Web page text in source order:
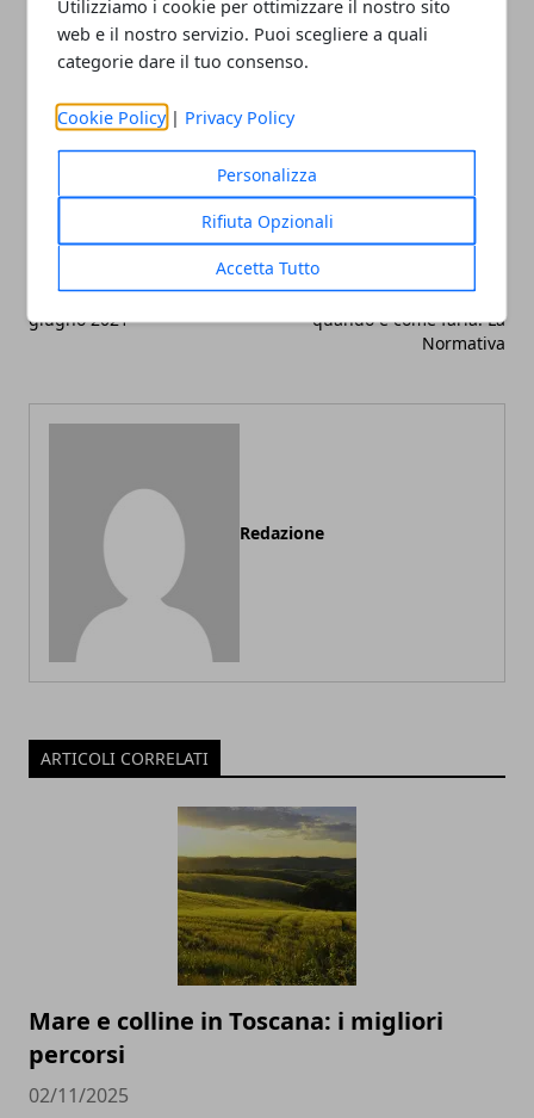
Utilizziamo i cookie per ottimizzare il nostro sito
web e il nostro servizio. Puoi scegliere a quali
categorie dare il tuo consenso.
Cookie Policy | Privacy Policy
Personalizza
Rifiuta Opzionali
Accetta Tutto
Facebook
TwitterWhatsapp
Le migliori offerte fibra di
giugno 2021
Manutenzione Estintori:
quando e come farla. La
Normativa
Redazione
ARTICOLI CORRELATI
Mare e colline in Toscana: i migliori
percorsi
02/11/2025